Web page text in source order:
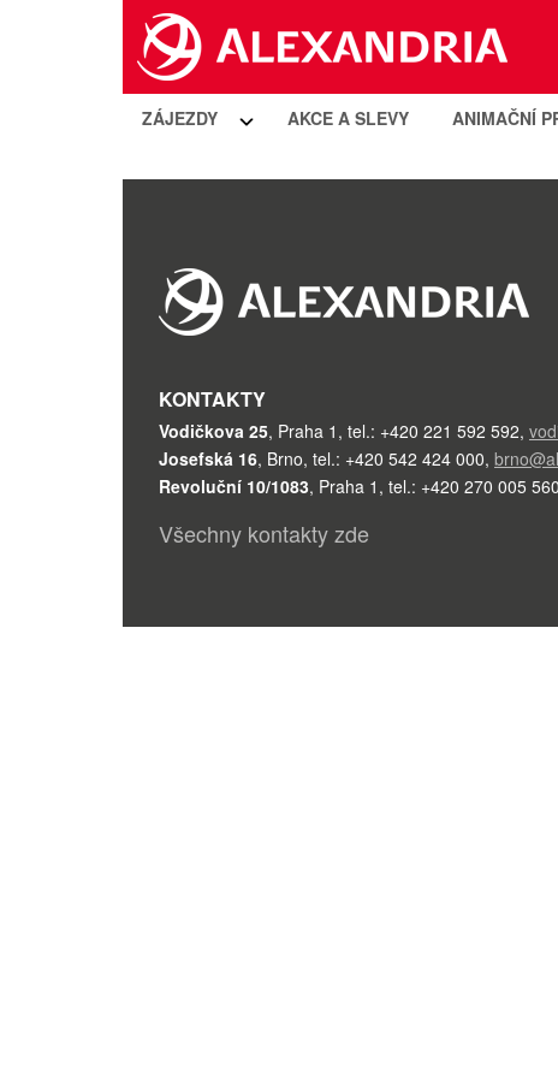
ZÁJEZDY AKCE A SLEVY ANIMAČNÍ
KONTAKTY
Vodičkova 25, Praha 1 , tel.: +420 221 592 592,
Josefská 16, Brno, tel.: +420 542 424 000,
Revoluční 10/1083, Praha 1 , tel.: +420 270 005 560
Všechny kontakty zde